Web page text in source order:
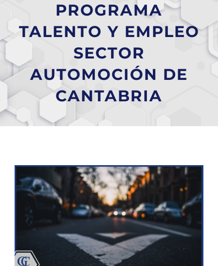
PROGRAMA
TALENTO Y EMPLEO
SECTOR
AUTOMOCIÓN DE
CANTABRIA
imagen
más
grande